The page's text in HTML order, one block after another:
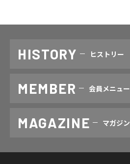
HISTORY ヒストリー
MEMBER 会員メニュー
MAGAZINE マガジン